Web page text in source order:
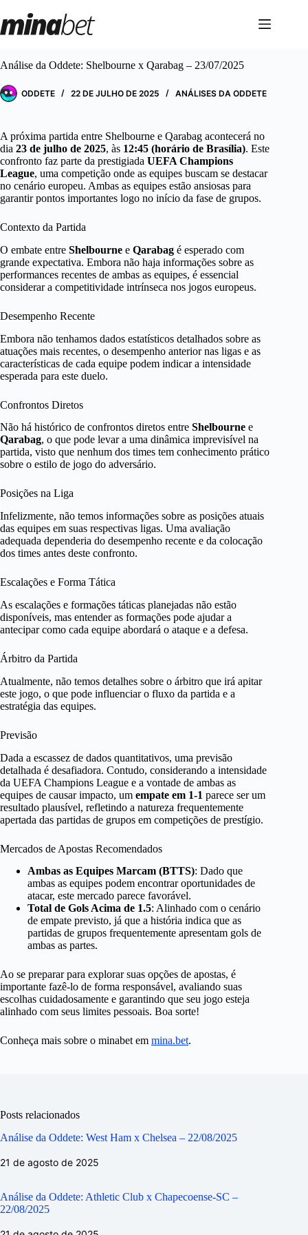
para
o
Análise da Oddete: Shelbourne x Qarabag – 23/07/2025
ODDETE 22 DE JULHO DE 2025 ANÁLISES DA ODDETE
A próxima partida entre Shelbourne e Qarabag acontecerá no
dia 23 de julho de 2025, às 12:45 (horário de Brasília). Este
confronto faz parte da prestigiada UEFA Champions
League, uma competição onde as equipes buscam se destacar
no cenário europeu. Ambas as equipes estão ansiosas para
garantir pontos importantes logo no início da fase de grupos.
Contexto da Partida
O embate entre Shelbourne e Qarabag é esperado com
grande expectativa. Embora não haja informações sobre as
performances recentes de ambas as equipes, é essencial
considerar a competitividade intrínseca nos jogos europeus.
Desempenho Recente
Embora não tenhamos dados estatísticos detalhados sobre as
atuações mais recentes, o desempenho anterior nas ligas e as
características de cada equipe podem indicar a intensidade
esperada para este duelo.
Confrontos Diretos
Não há histórico de confrontos diretos entre Shelbourne e
Qarabag, o que pode levar a uma dinâmica imprevisível na
partida, visto que nenhum dos times tem conhecimento prático
sobre o estilo de jogo do adversário.
Posições na Liga
Infelizmente, não temos informações sobre as posições atuais
das equipes em suas respectivas ligas. Uma avaliação
adequada dependeria do desempenho recente e da colocação
dos times antes deste confronto.
Escalações e Forma Tática
As escalações e formações táticas planejadas não estão
disponíveis, mas entender as formações pode ajudar a
antecipar como cada equipe abordará o ataque e a defesa.
Árbitro da Partida
Atualmente, não temos detalhes sobre o árbitro que irá apitar
este jogo, o que pode influenciar o fluxo da partida e a
estratégia das equipes.
Previsão
Dada a escassez de dados quantitativos, uma previsão
detalhada é desafiadora. Contudo, considerando a intensidade
da UEFA Champions League e a vontade de ambas as
equipes de causar impacto, um empate em 1-1 parece ser um
resultado plausível, refletindo a natureza frequentemente
apertada das partidas de grupos em competições de prestígio.
Mercados de Apostas Recomendados
Ambas as Equipes Marcam (BTTS): Dado que
ambas as equipes podem encontrar oportunidades de
atacar, este mercado parece favorável.
Total de Gols Acima de 1.5: Alinhado com o cenário
de empate previsto, já que a história indica que as
partidas de grupos frequentemente apresentam gols de
ambas as partes.
Ao se preparar para explorar suas opções de apostas, é
importante fazê-lo de forma responsável, avaliando suas
escolhas cuidadosamente e garantindo que seu jogo esteja
alinhado com seus limites pessoais. Boa sorte!
Conheça mais sobre o minabet em mina.bet.
Posts relacionados
Análise da Oddete: West Ham x Chelsea – 22/08/2025
21 de agosto de 2025
Análise da Oddete: Athletic Club x Chapecoense-SC –
22/08/2025